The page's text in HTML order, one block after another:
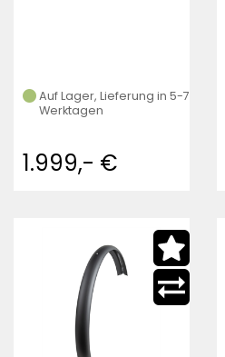
Auf Lager, Lieferung in 5-7
Werktagen
1.999,- €